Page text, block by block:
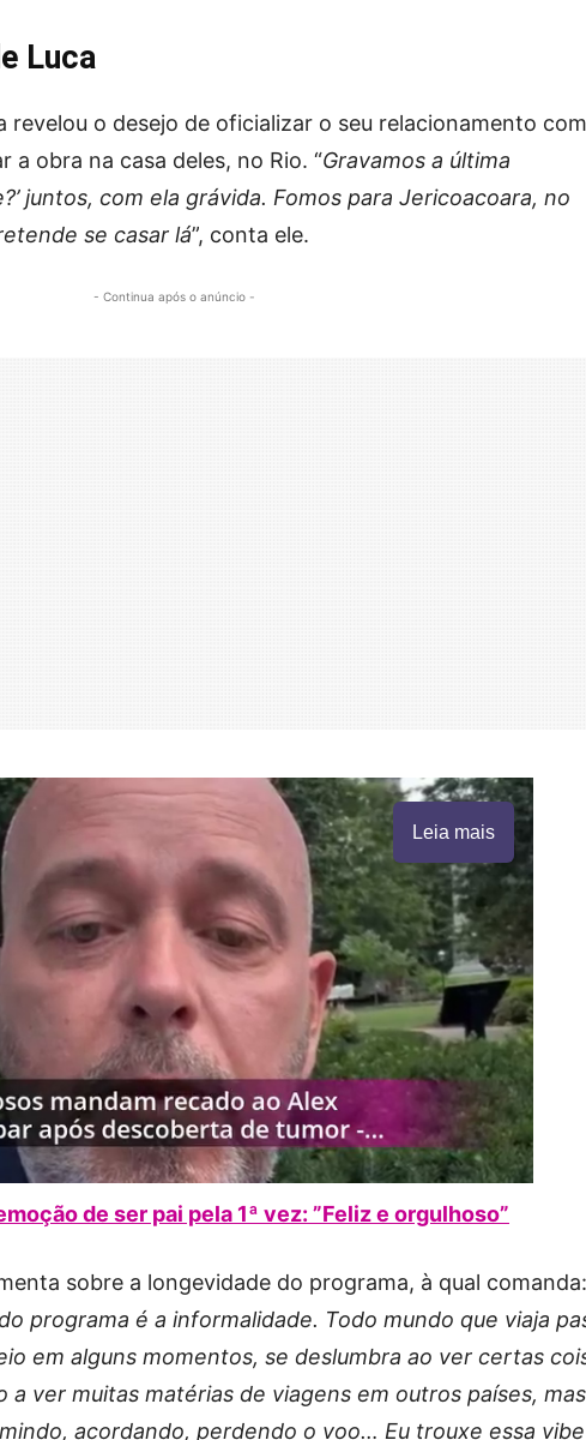
Luca
revelou o desejo de oficializar o seu relacionamento com
a obra na casa deles, no Rio. “Gravamos a última
juntos, com ela grávida. Fomos para Jericoacoara, no
se casar lá”, conta ele.
- Continua após o anúncio -
Leia mais
de ser pai pela 1ª vez: ”Feliz e orgulhoso”
sobre a longevidade do programa, à qual
programa é a informalidade. Todo mundo que viaja
em alguns momentos, se deslumbra ao ver certas
a ver muitas matérias de viagens em outros países, mas
acordando, perdendo o voo… Eu trouxe essa